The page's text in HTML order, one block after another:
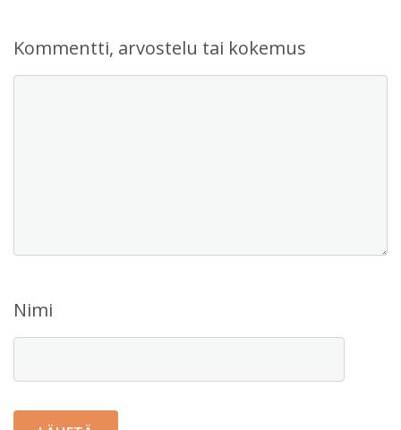
Kommentti, arvostelu tai kokemus
Nimi